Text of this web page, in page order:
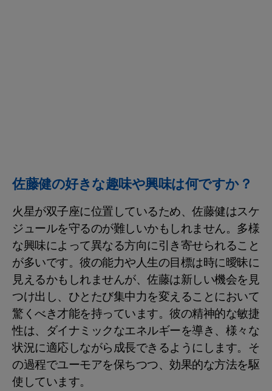
佐藤健の好きな趣味や興味は何ですか？
火星が双子座に位置しているため、佐藤健はスケ
ジュールを守るのが難しいかもしれません。多様
な興味によって異なる方向に引き寄せられること
が多いです。彼の能力や人生の目標は時に曖昧に
見えるかもしれませんが、佐藤は新しい機会を見
つけ出し、ひとたび集中力を変えることにおいて
驚くべき才能を持っています。彼の精神的な敏捷
性は、ダイナミックなエネルギーを導き、様々な
状況に適応しながら成長できるようにします。そ
の過程でユーモアを保ちつつ、効果的な方法を駆
使しています。